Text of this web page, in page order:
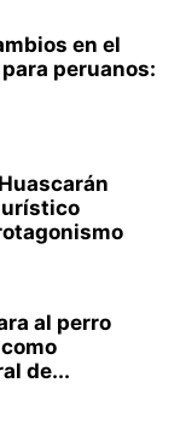
en el
peruanos:
al perro
de...